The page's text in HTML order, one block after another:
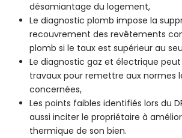
désamiantage du logement,
Le diagnostic plomb impose la
recouvrement des revêtements
plomb si le taux est supérieur au
Le diagnostic gaz et électrique
travaux pour remettre aux normes
concernées,
Les points faibles identifiés lors du
aussi inciter le propriétaire à
thermique de son bien.